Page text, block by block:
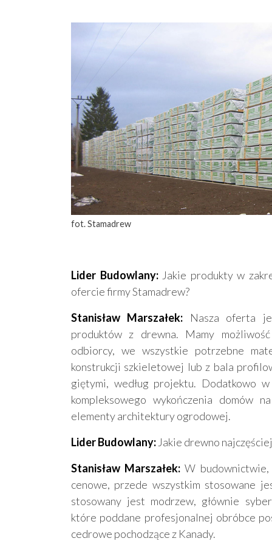
fot. Stamadrew
Lider Budowlany:Jakie produkty w
ofercie firmy Stamadrew?
Stanisław Marszałek: Nasza oferta
produktów z drewna. Mamy
odbiorcy, we wszystkie potrzebne
konstrukcji szkieletowej lub z bala
giętymi, według projektu. Dodatkowo
kompleksowego wykończenia domów
elementy architektury ogrodowej.
Lider Budowlany: Jakie drewno
Stanisław Marszałek: W
cenowe, przede wszystkim stosowane
stosowany jest modrzew, głównie
które poddane profesjonalnej obróbce
cedrowe pochodzące z Kanady.